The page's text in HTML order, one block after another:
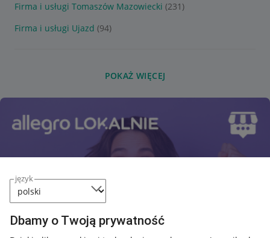
język
Dbamy o Twoją prywatność
Firma i usługi Tomaszów Mazowiecki (231)
Firma i usługi Ujazd (94)
POKAŻ WIĘCEJ